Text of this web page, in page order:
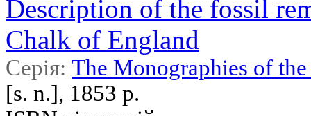
Description of the fossil
Chalk of England
Серія: The Monographies of
[s. n.], 1853 р.